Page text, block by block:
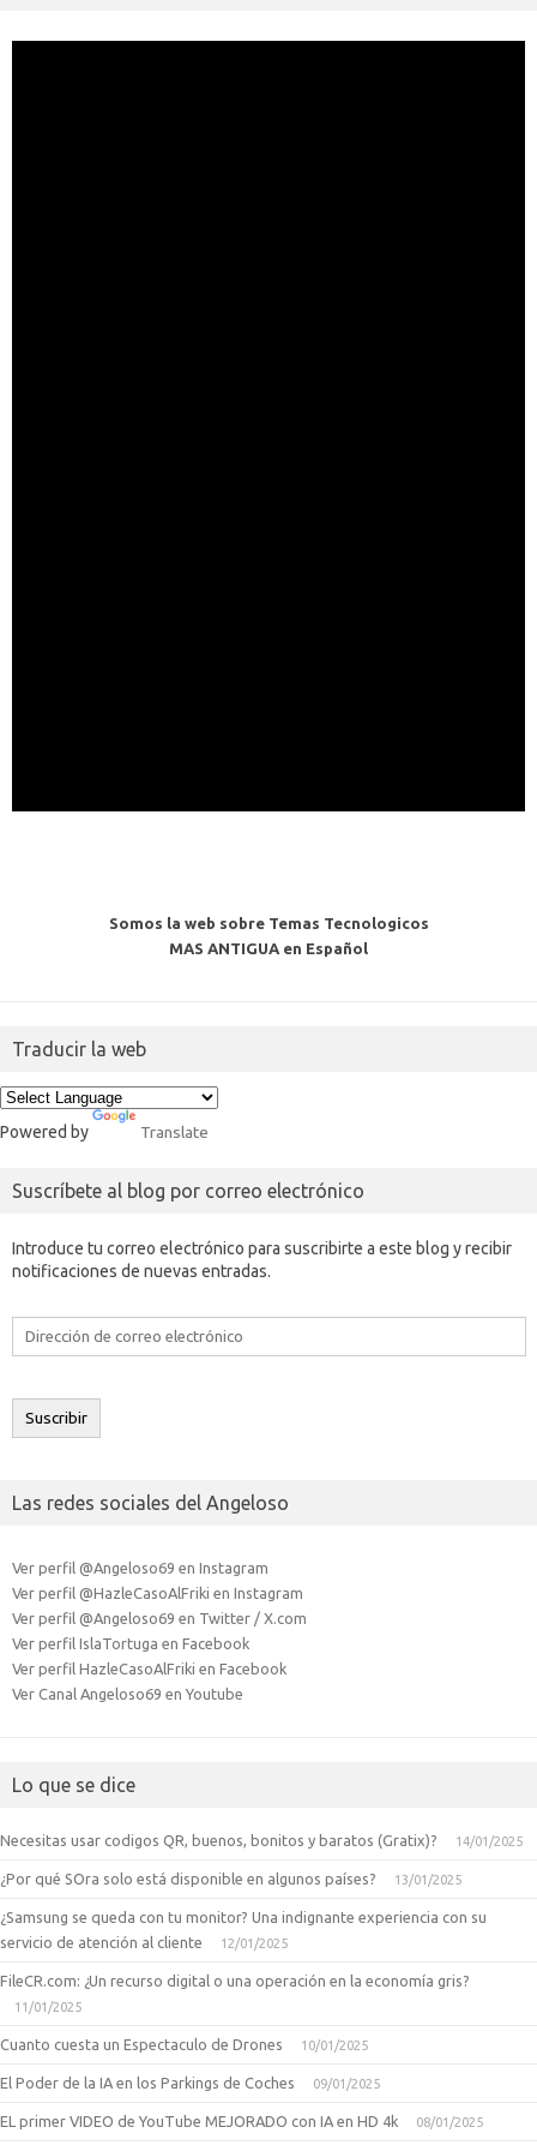
Somos la web sobre Temas Tecnologicos
MAS ANTIGUA en Español
Traducir la web
Powered by Translate
Suscríbete al blog por correo electrónico
Introduce tu correo electrónico para suscribirte a este blog y recibir
notificaciones de nuevas entradas.
Dirección
electrónico
Suscribir
Las redes sociales del Angeloso
Ver perfil @Angeloso69 en Instagram
Ver perfil @HazleCasoAlFriki en Instagram
Ver perfil @Angeloso69 en Twitter / X.com
Ver perfil IslaTortuga en Facebook
Ver perfil HazleCasoAlFriki en Facebook
Ver Canal Angeloso69 en Youtube
Lo que se dice
Necesitas usar codigos QR, buenos, bonitos y baratos (Gratix)? 14/01/2025
¿Por qué SOra solo está disponible en algunos países? 13/01/2025
¿Samsung se queda con tu monitor? Una indignante experiencia con su
servicio de atención al cliente
12/01/2025
FileCR.com: ¿Un recurso digital o una operación en la economía gris?
11/01/2025
Cuanto cuesta un Espectaculo de Drones 10/01/2025
El Poder de la IA en los Parkings de Coches 09/01/2025
EL primer VIDEO de YouTube MEJORADO con IA en HD 4k 08/01/2025